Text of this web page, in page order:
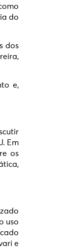
do
dos
e,
Em
os
uso
e